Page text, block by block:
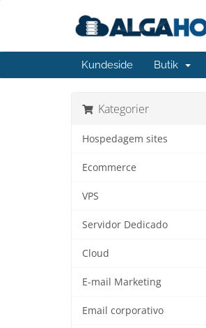
Kundeside Butik
Kategorier
Hospedagem sites
Ecommerce
VPS
Servidor Dedicado
Cloud
E-mail Marketing
Email corporativo